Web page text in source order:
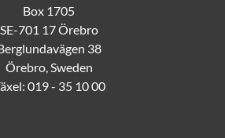
Box 1705
SE-701 17 Örebro
38
Örebro, Sweden
019 - 35 10 00